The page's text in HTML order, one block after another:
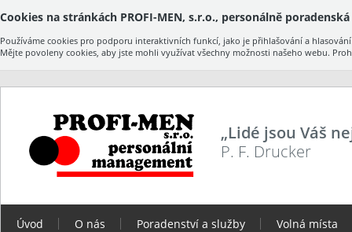
Cookies na stránkách PROFI-MEN, s.r.o., personálně
Používáme cookies pro podporu interaktivních funkcí, jako je přihlašování a
Mějte povoleny cookies, aby jste mohli využívat všechny možnosti našeho webu.
„Lidé jsou Váš
P. F. Drucker
Úvod O nás Poradenství a služby Volná místa